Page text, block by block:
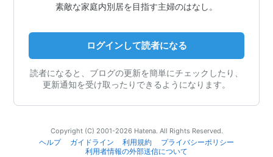
素敵な家庭内別居を目指す主婦のはなし。
ログインして読者になる
読者になると、ブログの更新を簡単にチェックしたり、
更新通知を受け取ったりできるようになります。
Copyright (C) 2001-2026 Hatena. All Rights Reserved.
ヘルプ
ガイドライン 利用規約
プライバシーポリシー
利用者情報の外部送信について